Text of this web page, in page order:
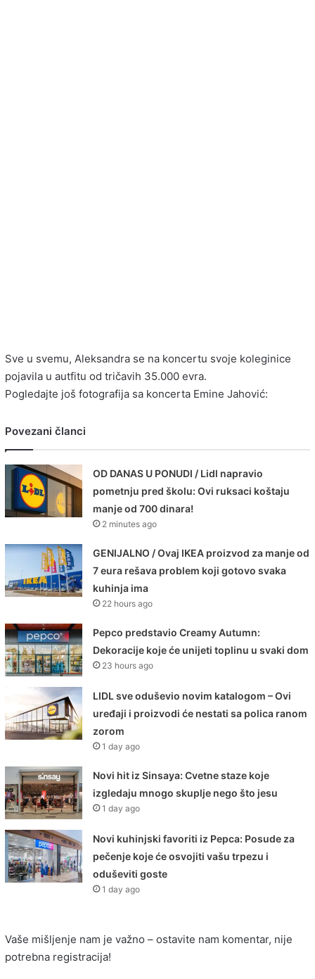
Sve u svemu, Aleksandra se na koncertu svoje koleginice
pojavila u autfitu od tričavih 35.000 evra.
Pogledajte još fotografija sa koncerta Emine Jahović:
Povezani članci
OD DANAS U PONUDI / Lidl napravio
pometnju pred školu: Ovi ruksaci koštaju
manje od 700 dinara!
2 minutes ago
GENIJALNO / Ovaj IKEA proizvod za manje od
7 eura rešava problem koji gotovo svaka
kuhinja ima
22 hours ago
Pepco predstavio Creamy Autumn:
Dekoracije koje će unijeti toplinu u svaki dom
23 hours ago
LIDL sve oduševio novim katalogom – Ovi
uređaji i proizvodi će nestati sa polica ranom
zorom
1 day ago
Novi hit iz Sinsaya: Cvetne staze koje
izgledaju mnogo skuplje nego što jesu
1 day ago
Novi kuhinjski favoriti iz Pepca: Posude za
pečenje koje će osvojiti vašu trpezu i
oduševiti goste
1 day ago
Vaše mišljenje nam je važno – ostavite nam komentar, nije
potrebna registracija!